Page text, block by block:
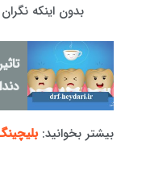
بدون اینکه
بیشتر بخوانید: